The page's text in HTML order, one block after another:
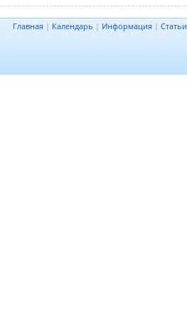
Главная | Календарь | Информация | Статьи